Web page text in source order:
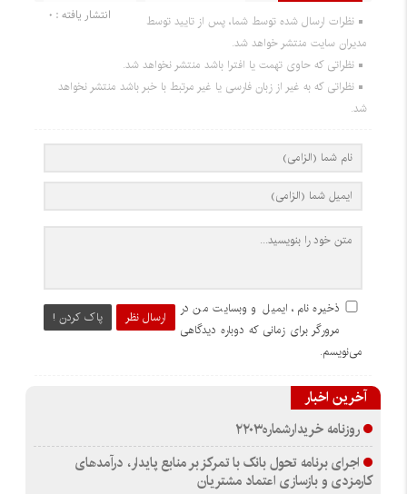
انتشار یافته : ۰
نظرات ارسال شده توسط شما، پس از تایید توسط
مدیران سایت منتشر خواهد شد.
نظراتی که حاوی تهمت یا افترا باشد منتشر نخواهد شد.
نظراتی که به غیر از زبان فارسی یا غیر مرتبط با خبر باشد منتشر نخواهد
شد.
ارسال نظر پاک کردن !
ذخیره نام، ایمیل و وبسایت من در
مرورگر برای زمانی که دوباره دیدگاهی
می‌نویسم.
آخرین اخبار
روزنامه خریدارشماره۲۲۰۳
اجرای برنامه تحول بانک با تمرکز بر منابع پایدار، درآمدهای
کارمزدی و بازسازی اعتماد مشتریان